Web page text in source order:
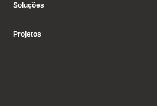
Soluções
Projetos